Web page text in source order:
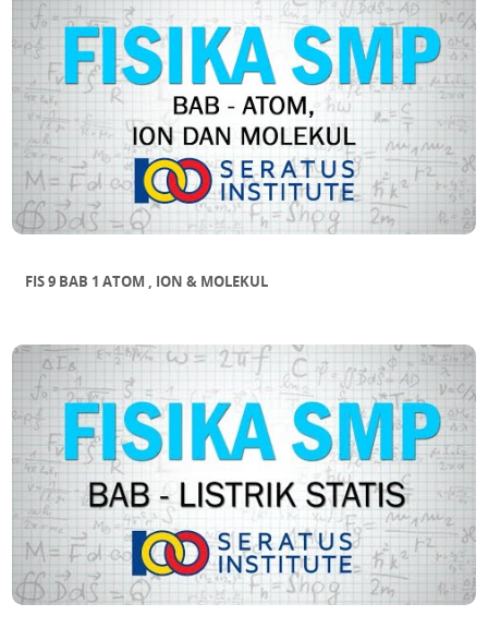
FIS 9 BAB 1 ATOM , ION & MOLEKUL